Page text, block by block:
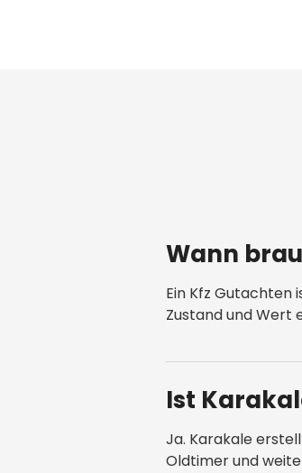
Wann
Ein Kfz Gutachten
Zustand und Wert
Ist
Ja. Karakale
Oldtimer und